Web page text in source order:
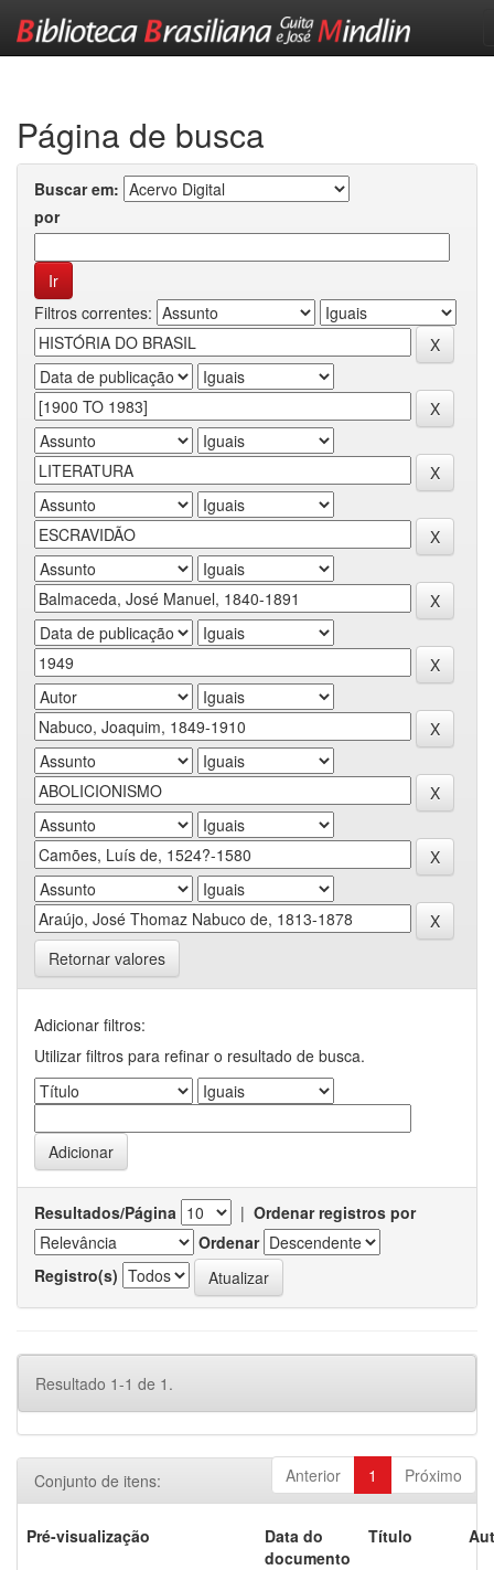
Página de busca
Buscar em:
por
Filtros correntes:
Retornar valores
Adicionar filtros:
Utilizar filtros para refinar o resultado de busca.
Resultados/Página | Ordenar registros por
Ordenar
Registro(s)
Resultado 1-1 de 1.
Anterior 1 Próximo
Conjunto de itens:
Pré-visualização
Data do
documento
Título